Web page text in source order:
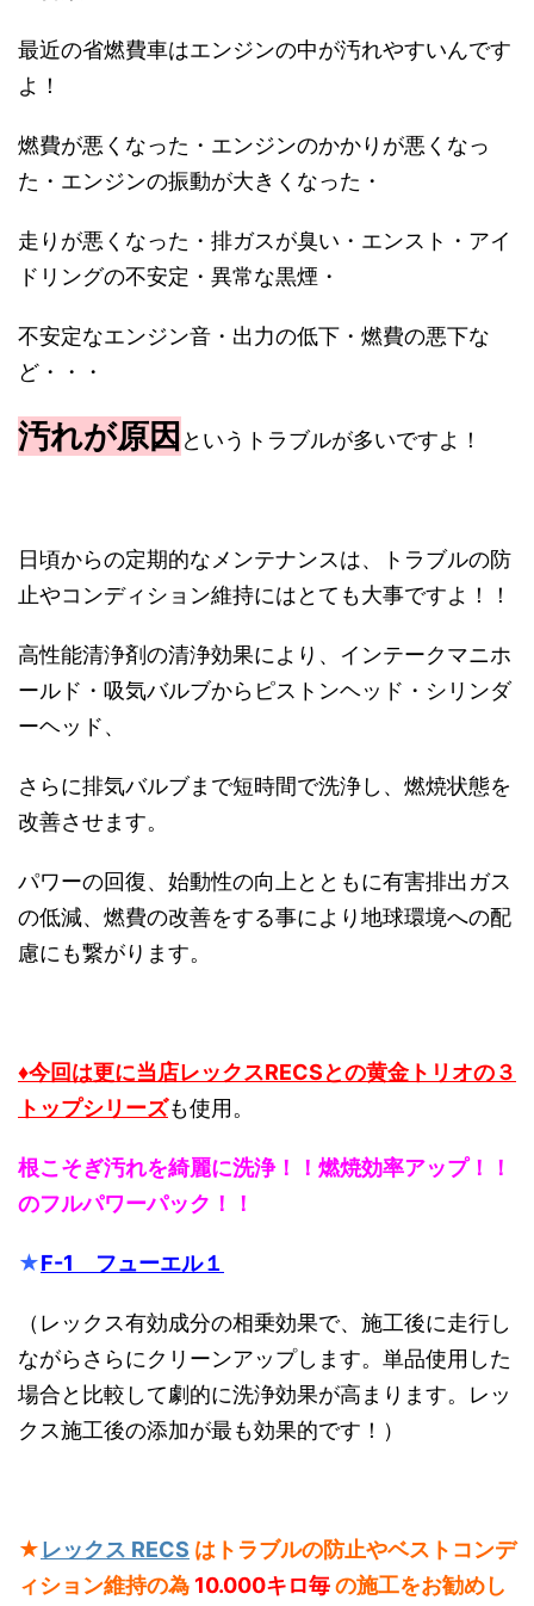
最近の省燃費車はエンジンの中が汚れやすいんです
よ！
燃費が悪くなった・エンジンのかかりが悪くなっ
た・エンジンの振動が大きくなった・
走りが悪くなった・排ガスが臭い・エンスト・アイ
ドリングの不安定・異常な黒煙・
不安定なエンジン音・出力の低下・燃費の悪下な
ど・・・
汚れが原因 というトラブルが多いですよ！
日頃からの定期的なメンテナンスは、トラブルの防
止やコンディション維持にはとても大事ですよ！！
高性能清浄剤の清浄効果により、インテークマニホ
ールド・吸気バルブからピストンヘッド・シリンダ
ーヘッド、
さらに排気バルブまで短時間で洗浄し、燃焼状態を
改善させます。
パワーの回復、始動性の向上とともに有害排出ガス
の低減、燃費の改善をする事により地球環境への配
慮にも繋がります。
♦今回は更に当店レックスRECSとの黄金トリオの３
トップシリーズも使用。
根こそぎ汚れを綺麗に洗浄！！燃焼効率アップ！！
のフルパワーパック！！
★F-1 フューエル１
（レックス有効成分の相乗効果で、施工後に走行し
ながらさらにクリーンアップします。単品使用した
場合と比較して劇的に洗浄効果が高まります。レッ
クス施工後の添加が最も効果的です！）
★レックス RECS はトラブルの防止やベストコンデ
ィション維持の為 10.000キロ毎の施工をお勧めし